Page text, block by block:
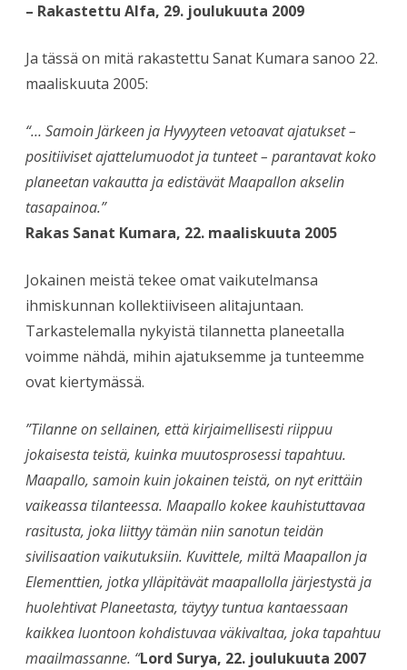
– Rakastettu Alfa, 29. joulukuuta 2009
Ja tässä on mitä rakastettu Sanat Kumara sanoo 22.
maaliskuuta 2005:
“… Samoin Järkeen ja Hyvyyteen vetoavat ajatukset –
positiiviset ajattelumuodot ja tunteet – parantavat koko
planeetan vakautta ja edistävät Maapallon akselin
tasapainoa.”
Rakas Sanat Kumara, 22. maaliskuuta 2005
Jokainen meistä tekee omat vaikutelmansa
ihmiskunnan kollektiiviseen alitajuntaan.
Tarkastelemalla nykyistä tilannetta planeetalla
voimme nähdä, mihin ajatuksemme ja tunteemme
ovat kiertymässä.
”Tilanne on sellainen, että kirjaimellisesti riippuu
jokaisesta teistä, kuinka muutosprosessi tapahtuu.
Maapallo, samoin kuin jokainen teistä, on nyt erittäin
vaikeassa tilanteessa. Maapallo kokee kauhistuttavaa
rasitusta, joka liittyy tämän niin sanotun teidän
sivilisaation vaikutuksiin. Kuvittele, miltä Maapallon ja
Elementtien, jotka ylläpitävät maapallolla järjestystä ja
huolehtivat Planeetasta, täytyy tuntua kantaessaan
kaikkea luontoon kohdistuvaa väkivaltaa, joka tapahtuu
maailmassanne. “Lord Surya, 22. joulukuuta 2007